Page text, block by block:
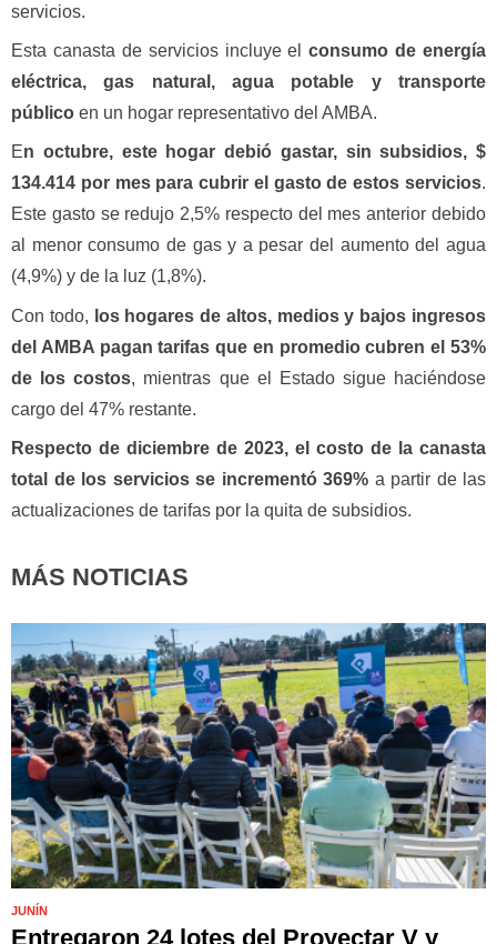
servicios.
Esta canasta de servicios incluye elconsumo de energía
eléctrica, gas natural, agua potable y transporte
público en un hogar representativo del AMBA.
En octubre, este hogar debió gastar, sin subsidios, $
134.414 por mes para cubrir el gasto de estos servicios.
Este gasto se redujo 2,5% respecto del mes anterior debido
al menor consumo de gas y a pesar del aumento del agua
(4,9%) y de la luz (1,8%).
Con todo, los hogares de altos, medios y bajos ingresos
del AMBA pagan tarifas que en promedio cubren el 53%
de los costos, mientras que el Estado sigue haciéndose
cargo del 47% restante.
Respecto de diciembre de 2023, el costo de la canasta
total de los servicios se incrementó 369% a partir de las
actualizaciones de tarifas por la quita de subsidios.
MÁS NOTICIAS
JUNÍN
Entregaron 24 lotes del Proyectar V y